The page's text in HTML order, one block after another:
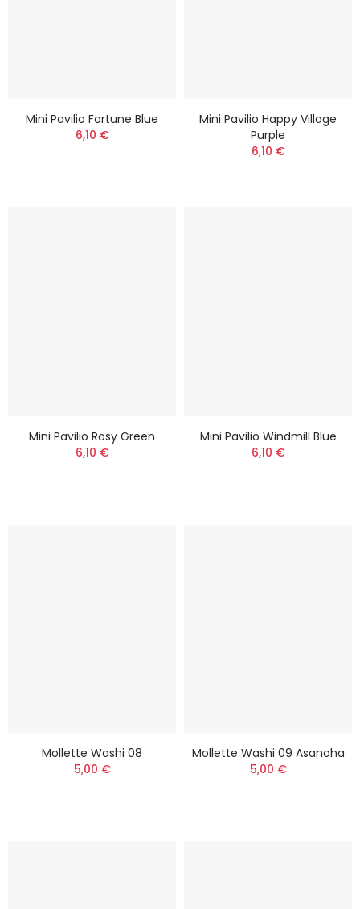
Mini Pavilio Fortune Blue
6,10 €
Mini Pavilio Happy Village
Purple
6,10 €
Mini Pavilio Rosy Green
6,10 €
Mini Pavilio Windmill Blue
6,10 €
Mollette Washi 08
5,00 €
Mollette Washi 09 Asanoha
5,00 €